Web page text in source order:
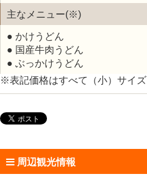
主なメニュー(※)
● かけうどん
● 国産牛肉うどん
● ぶっかけうどん
※表記価格はすべて（小）サイズ
周辺観光情報